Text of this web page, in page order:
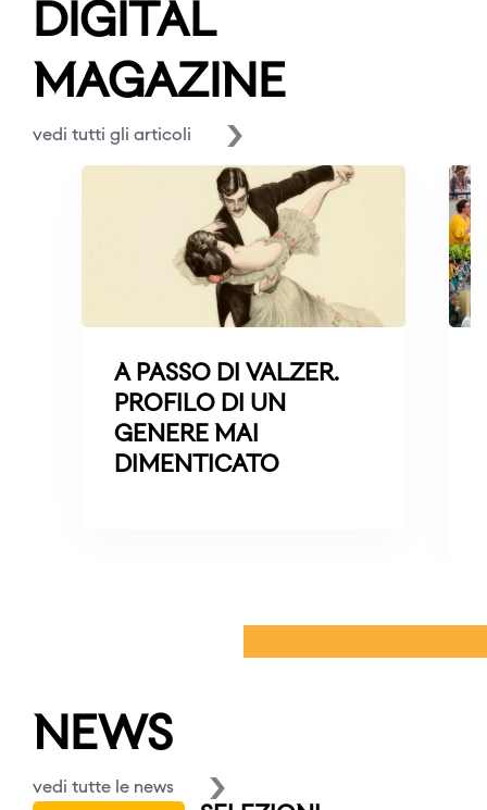
DIGITAL
MAGAZINE
vedi tutti gli articoli
A PASSO DI VALZER.
PROFILO DI UN
GENERE MAI
DIMENTICATO
NEWS
vedi tutte le news